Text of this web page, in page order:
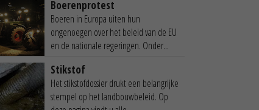
Boerenprotest
Boeren in Europa uiten hun
ongenoegen over het beleid van de EU
en de nationale regeringen. Onder...
Stikstof
Het stikstofdossier drukt een belangrijke
stempel op het landbouwbeleid. Op